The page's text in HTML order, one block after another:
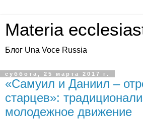
Materia
Блог Una Voce Russia
суббота, 25 марта 2017 г.
«Самуил и Даниил –
старцев»:
молодежное движение